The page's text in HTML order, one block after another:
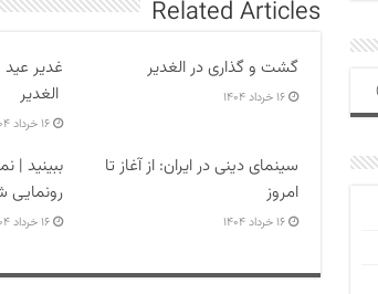
Related Articles
گشت و گذاری در الغدیر
۱۶ خرداد ۱۴۰۴
غدیر
الغدیر
۱۶ خرداد ۱۴۰۴
سینمای دینی در ایران: از آغاز تا
امروز
۱۶ خرداد ۱۴۰۴
ببینید |
رونمایی
۱۶ خرداد ۱۴۰۴